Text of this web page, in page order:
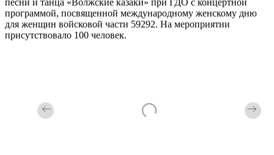
песни и танца «Волжские казаки» при ГДО с концертной
программой, посвященной международному женскому дню
для женщин войсковой части 59292. На мероприятии
присутствовало 100 человек.